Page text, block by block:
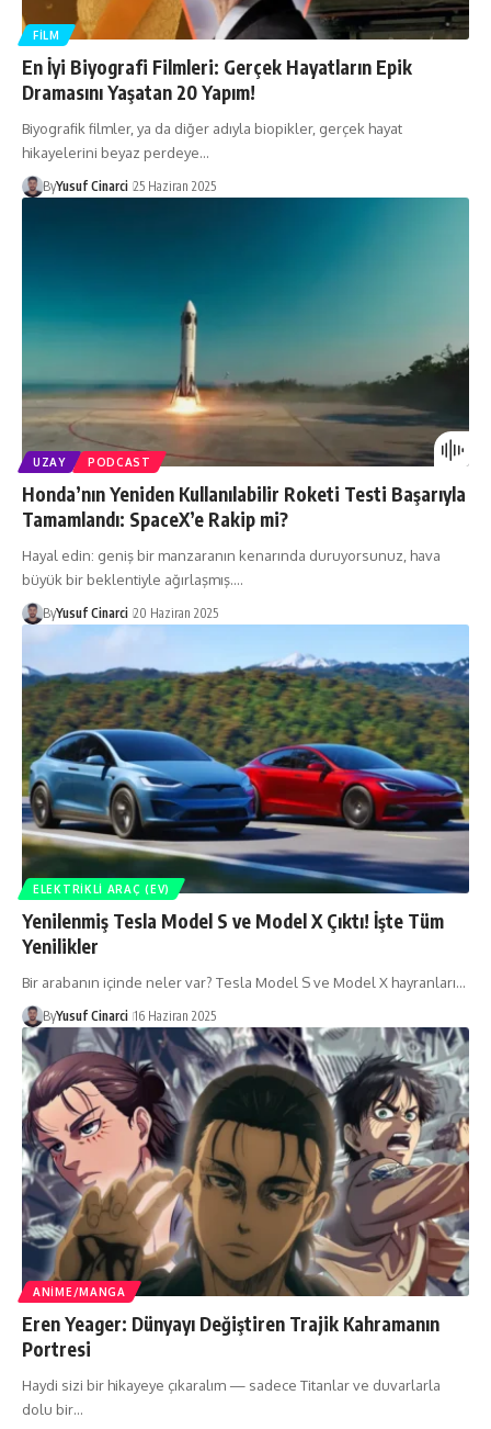
FILM
En İyi Biyografi Filmleri: Gerçek Hayatların Epik
Dramasını Yaşatan 20 Yapım!
Biyografik filmler, ya da diğer adıyla biopikler, gerçek hayat
hikayelerini beyaz perdeye…
ByYusuf Cinarci 25 Haziran 2025
UZAY PODCAST
Honda’nın Yeniden Kullanılabilir Roketi Testi Başarıyla
Tamamlandı: SpaceX’e Rakip mi?
Hayal edin: geniş bir manzaranın kenarında duruyorsunuz, hava
büyük bir beklentiyle ağırlaşmış.…
ByYusuf Cinarci 20 Haziran 2025
ELEKTRIKLI ARAÇ (EV)
Yenilenmiş Tesla Model S ve Model X Çıktı! İşte Tüm
Yenilikler
Bir arabanın içinde neler var? Tesla Model S ve Model X hayranları…
ByYusuf Cinarci 16 Haziran 2025
ANIME/MANGA
Eren Yeager: Dünyayı Değiştiren Trajik Kahramanın
Portresi
Haydi sizi bir hikayeye çıkaralım — sadece Titanlar ve duvarlarla
dolu bir…